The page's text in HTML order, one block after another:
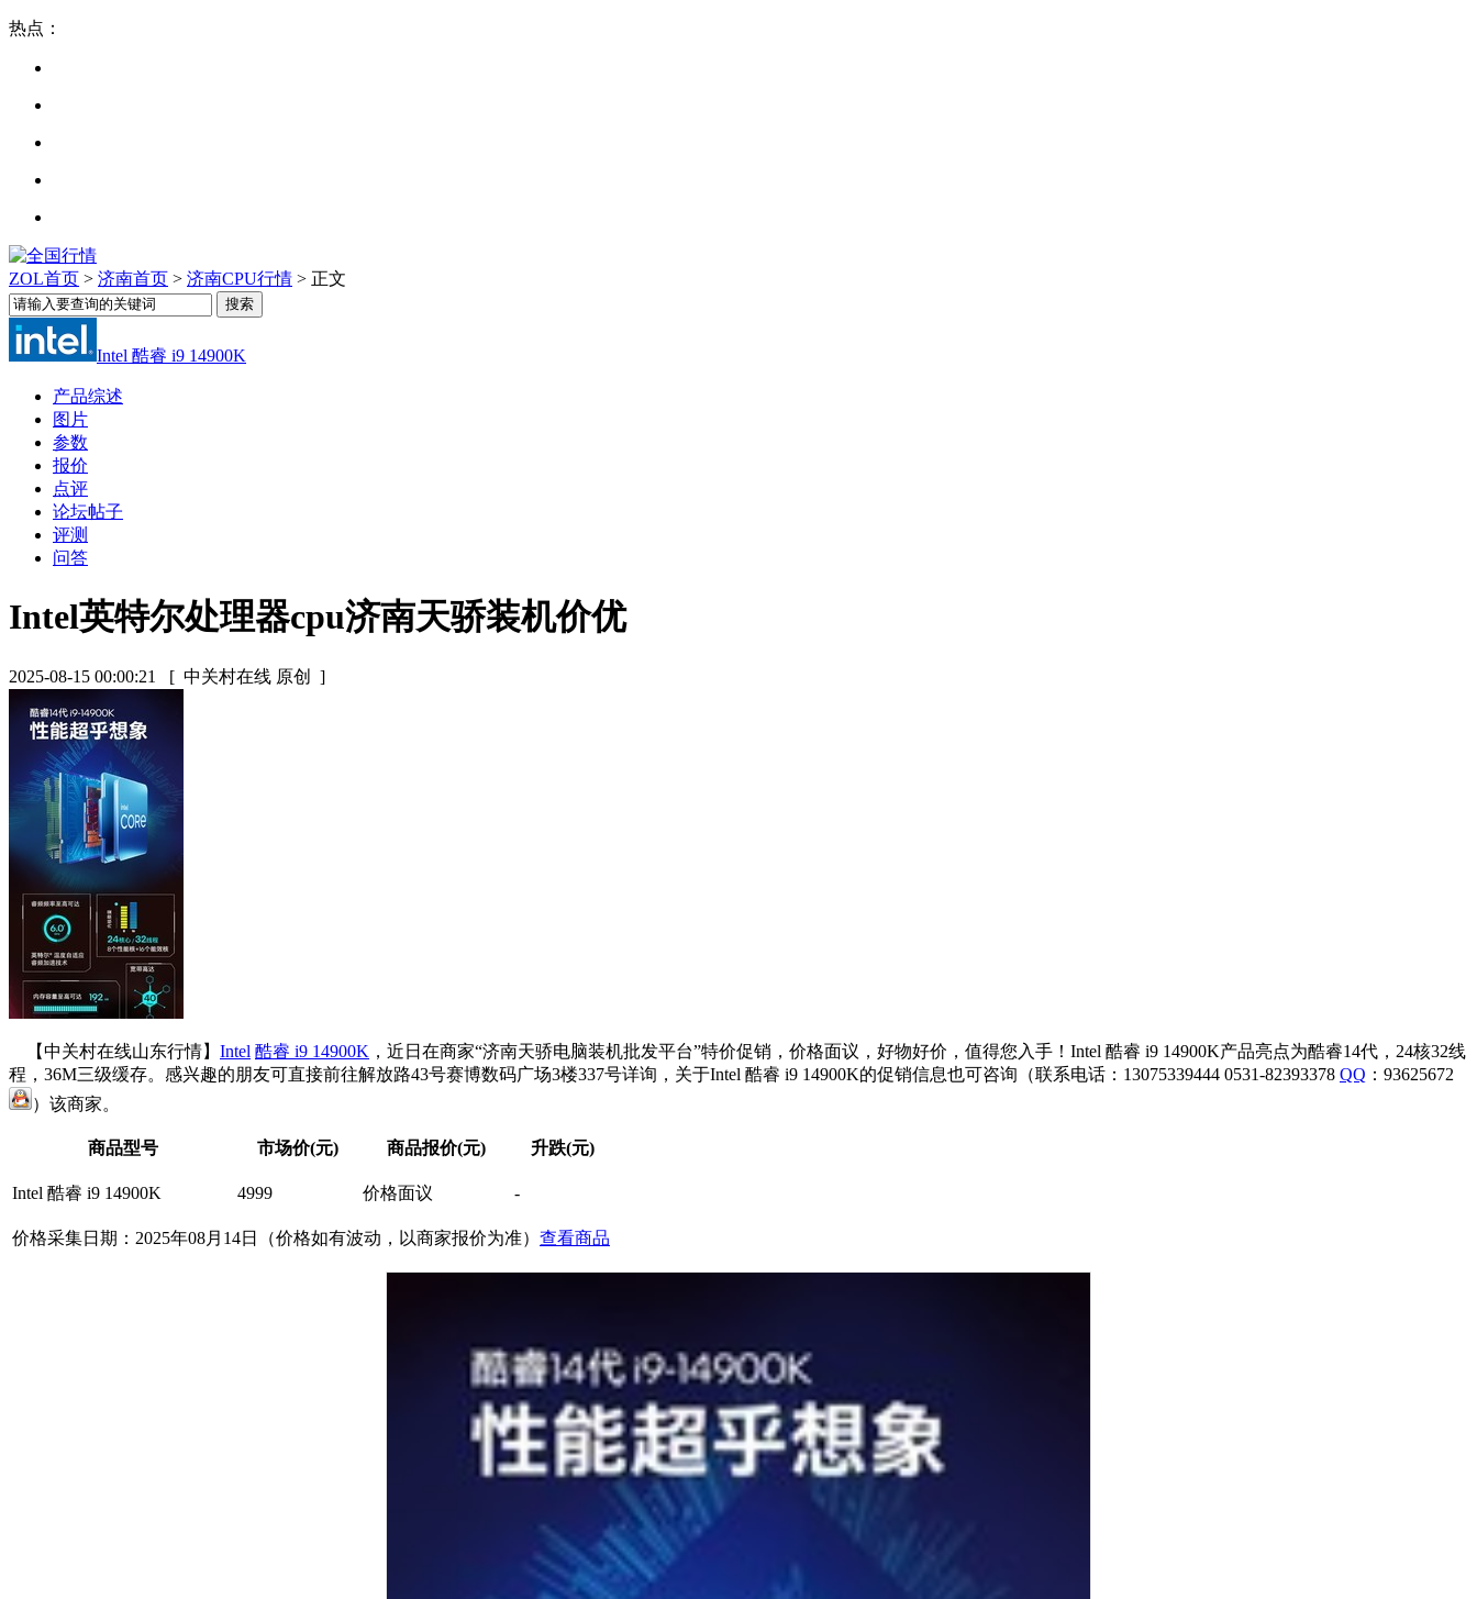
热点：
ZOL首页 > 济南首页 > 济南CPU行情 > 正文
Intel 酷睿 i9 14900K
产品综述
图片
参数
报价
点评
论坛帖子
评测
问答
Intel英特尔处理器cpu济南天骄装机价优
2025-08-15 00:00:21 [ 中关村在线 原创 ]
【中关村在线山东行情】 Intel 酷睿 i9 14900K ，近日在商家“济南天骄电脑装机批发平台”特价促销，价格面议，好物好价，值得您入手！Intel 酷睿 i9 14900K产品亮点为酷睿14代，24核32线
程，36M三级缓存。感兴趣的朋友可直接前往解放路43号赛博数码广场3楼337号详询，关于Intel 酷睿 i9 14900K的促销信息也可咨询（联系电话：13075339444 0531-82393378 QQ ：93625672
）该商家。
商品型号 市场价(元) 商品报价(元) 升跌(元)
Intel 酷睿 i9 14900K 4999 价格面议 -
价格采集日期：2025年08月14日（价格如有波动，以商家报价为准） 查看商品